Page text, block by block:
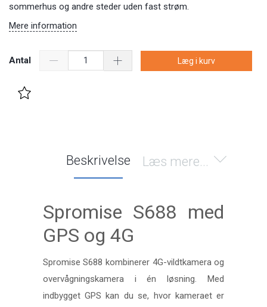
sommerhus og andre steder uden fast strøm.
Mere information
Antal Læg i kurv
Læs mere...
Beskrivelse
Spromise S688 med
GPS og 4G
Spromise S688 kombinerer 4G-vildtkamera og
overvågningskamera i én løsning. Med
indbygget GPS kan du se, hvor kameraet er